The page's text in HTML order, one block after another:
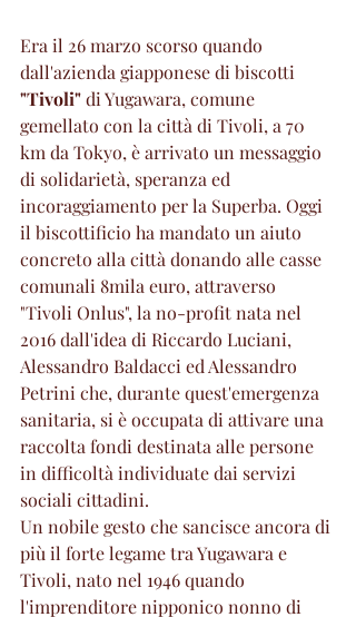
Era il 26 marzo scorso quando
dall'azienda giapponese di biscotti
"Tivoli" di Yugawara, comune
gemellato con la città di Tivoli, a 70
km da Tokyo, è arrivato un messaggio
di solidarietà, speranza ed
incoraggiamento per la Superba. Oggi
il biscottificio ha mandato un aiuto
concreto alla città donando alle casse
comunali 8mila euro, attraverso
"Tivoli Onlus", la no-profit nata nel
2016 dall'idea di Riccardo Luciani,
Alessandro Baldacci ed Alessandro
Petrini che, durante quest'emergenza
sanitaria, si è occupata di attivare una
raccolta fondi destinata alle persone
in difficoltà individuate dai servizi
sociali cittadini.
Un nobile gesto che sancisce ancora di
più il forte legame tra Yugawara e
Tivoli, nato nel 1946 quando
l'imprenditore nipponico nonno di